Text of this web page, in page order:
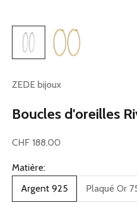
ZEDE bijoux
Boucles d'oreilles
Prix de vente
CHF 188.00
Matière:
Argent 925
Plaqué Or